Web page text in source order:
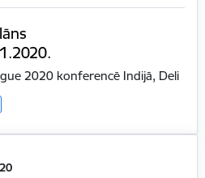
2020 konferencē Indijā, Deli